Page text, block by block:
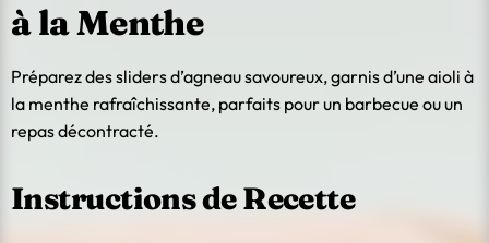
à la Menthe
Préparez des sliders d’agneau savoureux, garnis d’une aioli à
la menthe rafraîchissante, parfaits pour un barbecue ou un
repas décontracté.
Instructions de Recette